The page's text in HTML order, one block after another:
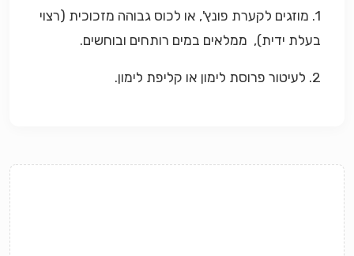
1. מוזגים לקערת פונץ', או לכוס גבוהה מזכוכית (רצוי
בעלת ידית), ממלאים במים רותחים ובוחשים.
2. לעיטור פרוסת לימון או קליפת לימון.